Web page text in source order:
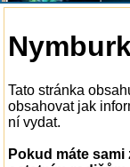
Tato stránka
obsahovat jak
ní vydat.
Pokud máte